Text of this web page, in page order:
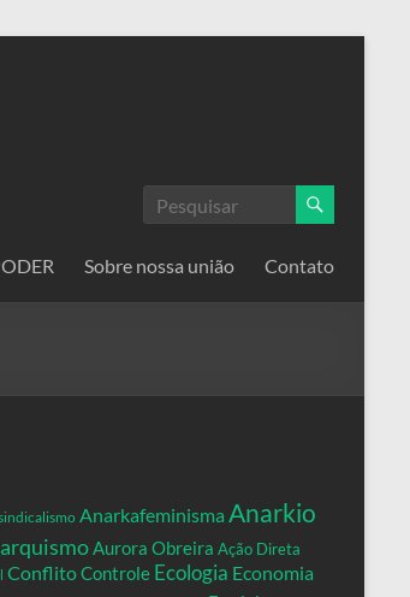
Sobre nossa união Contato
Anarkafeminisma Anarkio
Aurora Obreira Ação Direta
ConflitoControle Ecologia Economia